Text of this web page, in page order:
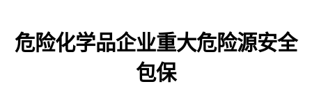
危险化学品企业重大危险源安全
包保